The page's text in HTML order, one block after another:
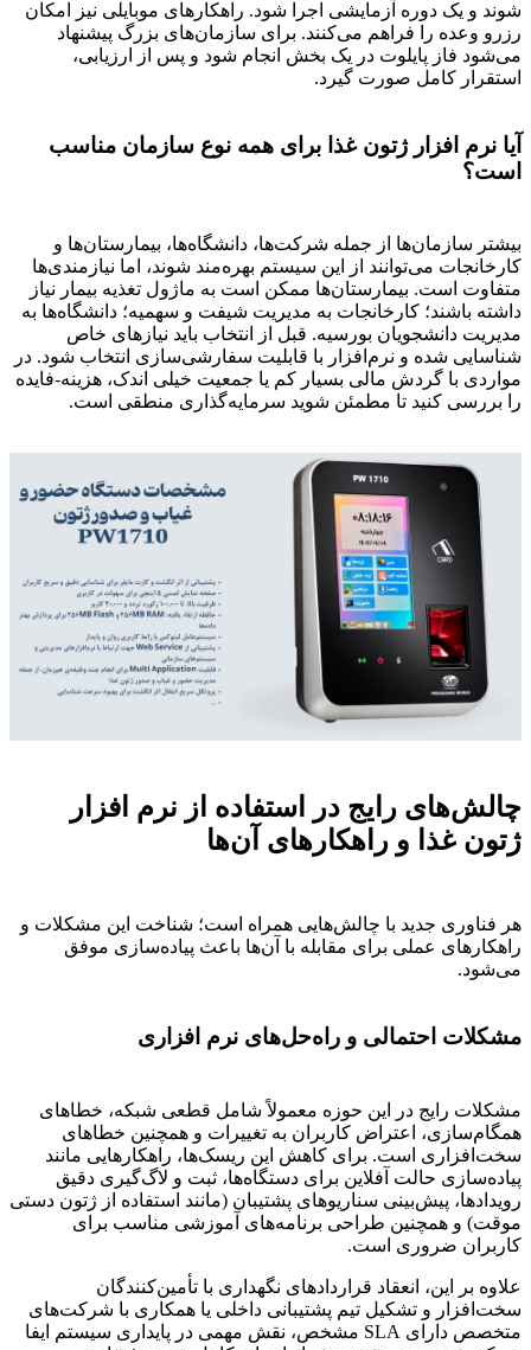
شوند و یک دوره آزمایشی اجرا شود. راهکارهای موبایلی نیز امکان
رزرو وعده را فراهم می‌کنند. برای سازمان‌های بزرگ پیشنهاد
می‌شود فاز پایلوت در یک بخش انجام شود و پس از ارزیابی،
استقرار کامل صورت گیرد.
آیا نرم افزار ژتون غذا برای همه نوع سازمان مناسب
است؟
بیشتر سازمان‌ها از جمله شرکت‌ها، دانشگاه‌ها، بیمارستان‌ها و
کارخانجات می‌توانند از این سیستم بهره‌مند شوند، اما نیازمندی‌ها
متفاوت است. بیمارستان‌ها ممکن است به ماژول تغذیه بیمار نیاز
داشته باشند؛ کارخانجات به مدیریت شیفت و سهمیه؛ دانشگاه‌ها به
مدیریت دانشجویان بورسیه. قبل از انتخاب باید نیازهای خاص
شناسایی شده و نرم‌افزار با قابلیت سفارشی‌سازی انتخاب شود. در
مواردی با گردش مالی بسیار کم یا جمعیت خیلی اندک، هزینه-فایده
را بررسی کنید تا مطمئن شوید سرمایه‌گذاری منطقی است.
چالش‌های رایج در استفاده از نرم افزار
ژتون غذا و راهکارهای آن‌ها
هر فناوری جدید با چالش‌هایی همراه است؛ شناخت این مشکلات و
راهکارهای عملی برای مقابله با آن‌ها باعث پیاده‌سازی موفق
می‌شود.
مشکلات احتمالی و راه‌حل‌های نرم افزاری
مشکلات رایج در این حوزه معمولاً شامل قطعی شبکه، خطاهای
همگام‌سازی، اعتراض کاربران به تغییرات و همچنین خطاهای
سخت‌افزاری است. برای کاهش این ریسک‌ها، راهکارهایی مانند
پیاده‌سازی حالت آفلاین برای دستگاه‌ها، ثبت و لاگ‌گیری دقیق
رویدادها، پیش‌بینی سناریوهای پشتیبان (مانند استفاده از ژتون دستی
موقت) و همچنین طراحی برنامه‌های آموزشی مناسب برای
کاربران ضروری است.
علاوه بر این، انعقاد قراردادهای نگهداری با تأمین‌کنندگان
سخت‌افزار و تشکیل تیم پشتیبانی داخلی یا همکاری با شرکت‌های
متخصص دارای SLA مشخص، نقش مهمی در پایداری سیستم ایفا